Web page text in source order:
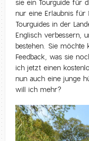
sie ein Tourguide für
nur eine Erlaubnis für
Tourguides in der
Englisch verbessern,
bestehen. Sie
Feedback, was sie
ich jetzt einen
nun auch eine junge
will ich mehr?